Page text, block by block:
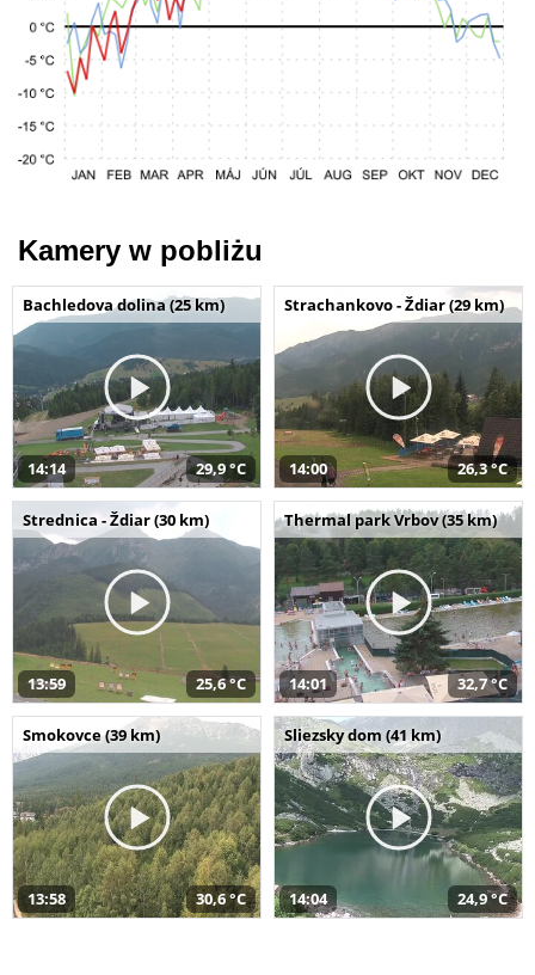
Kamery w pobliżu
Bachledova dolina (25 km)
14:14 29,9 °C
Strachankovo - Ždiar (29 km)
14:00 26,3 °C
Strednica - Ždiar (30 km)
13:59 25,6 °C
Thermal park Vrbov (35 km)
14:01 32,7 °C
Smokovce (39 km)
13:58 30,6 °C
Sliezsky dom (41 km)
14:04 24,9 °C